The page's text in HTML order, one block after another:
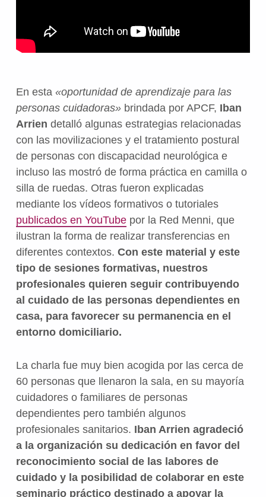
En esta «oportunidad de aprendizaje para las
personas cuidadoras»brindada por APCF, Iban
Arrien detalló algunas estrategias relacionadas
con las movilizaciones y el tratamiento postural
de personas con discapacidad neurológica e
incluso las mostró de forma práctica en camilla o
silla de ruedas. Otras fueron explicadas
mediante los vídeos formativos o tutoriales
publicados en YouTubepor la Red Menni, que
ilustran la forma de realizar transferencias en
diferentes contextos. Con este material y este
tipo de sesiones formativas, nuestros
profesionales quieren seguir contribuyendo
al cuidado de las personas dependientes en
casa, para favorecer su permanencia en el
entorno domiciliario.
La charla fue muy bien acogida por las cerca de
60 personas que llenaron la sala, en su mayoría
cuidadores o familiares de personas
dependientes pero también algunos
profesionales sanitarios. Iban Arrien agradeció
a la organización su dedicación en favor del
reconocimiento social de las labores de
cuidado y la posibilidad de colaborar en este
seminario práctico destinado a apoyar la